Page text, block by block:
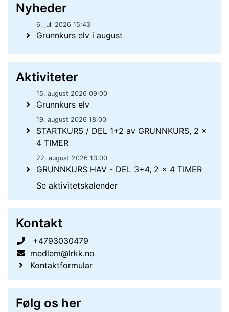
Nyheder
6. juli 2026 15:43
Grunnkurs elv i august
Aktiviteter
15. august 2026 09:00
Grunnkurs elv
19. august 2026 18:00
STARTKURS / DEL 1+2 av GRUNNKURS, 2 x
4 TIMER
22. august 2026 13:00
GRUNNKURS HAV - DEL 3+4, 2 x 4 TIMER
Se aktivitetskalender
Kontakt
+4793030479
medlem@lrkk.no
Kontaktformular
Følg os her